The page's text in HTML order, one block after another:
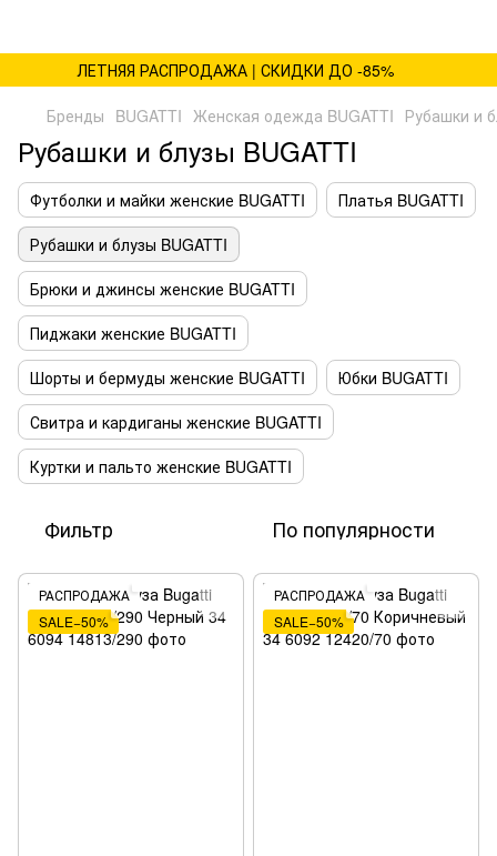
ЛЕТНЯЯ РАСПРОДАЖА | СКИДКИ ДО -85%
Бренды BUGATTI Женская одежда BUGATTI Рубашки и
Рубашки и блузы BUGATTI
Футболки и майки женские BUGATTI
Платья BUGATTI
Рубашки и блузы BUGATTI
Брюки и джинсы женские BUGATTI
Пиджаки женские BUGATTI
Шорты и бермуды женские BUGATTI
Юбки BUGATTI
Свитра и кардиганы женские BUGATTI
Куртки и пальто женские BUGATTI
Фильтр По популярности
РАСПРОДАЖА
SALE−50%
РАСПРОДАЖА
SALE−50%